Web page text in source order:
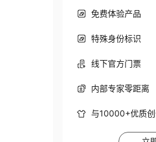
免费体验产品
特殊身份标识
线下官方门票
内部专家零距离
与10000+优质